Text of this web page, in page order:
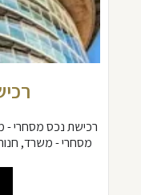
רכישת נכס מסחרי -
מסחרי - משרד,